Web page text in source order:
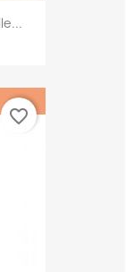
favorite_border